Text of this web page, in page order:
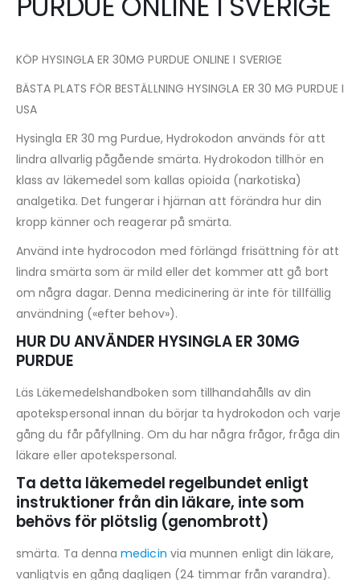
KÖP HYSINGLA ER 30MG PURDUE ONLINE I SVERIGE
BÄSTA PLATS FÖR BESTÄLLNING HYSINGLA ER 30 MG PURDUE I
USA
Hysingla ER 30 mg Purdue, Hydrokodon används för att
lindra allvarlig pågående smärta. Hydrokodon tillhör en
klass av läkemedel som kallas opioida (narkotiska)
analgetika. Det fungerar i hjärnan att förändra hur din
kropp känner och reagerar på smärta.
Använd inte hydrocodon med förlängd frisättning för att
lindra smärta som är mild eller det kommer att gå bort
om några dagar. Denna medicinering är inte för tillfällig
användning («efter behov»).
HUR DU ANVÄNDER HYSINGLA ER 30MG
PURDUE
Läs Läkemedelshandboken som tillhandahålls av din
apotekspersonal innan du börjar ta hydrokodon och varje
gång du får påfyllning. Om du har några frågor, fråga din
läkare eller apotekspersonal.
Ta detta läkemedel regelbundet enligt
instruktioner från din läkare, inte som
behövs för plötslig (genombrott)
smärta. Ta dennamedicin via munnen enligt din läkare,
vanligtvis en gång dagligen (24 timmar från varandra).